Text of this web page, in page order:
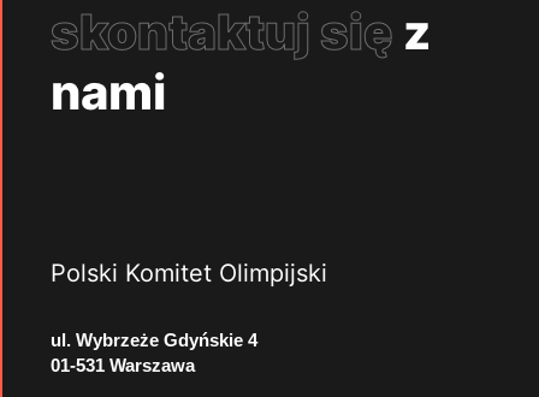
skontaktuj się z
nami
Polski Komitet Olimpijski
ul. Wybrzeże Gdyńskie 4
01-531 Warszawa